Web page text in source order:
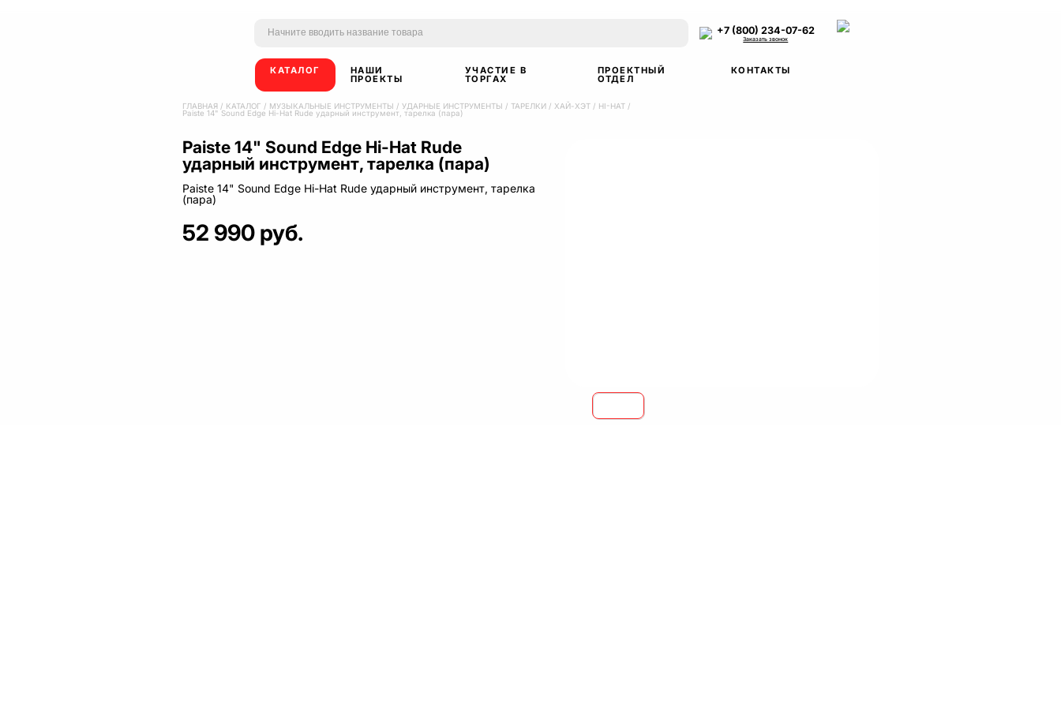
+7 (800) 234-07-62
Заказать звонок
КАТАЛОГ НАШИ
ПРОЕКТЫ
УЧАСТИЕ В
ТОРГАХ
ПРОЕКТНЫЙ
ОТДЕЛ
КОНТАКТЫ
ГЛАВНАЯ / КАТАЛОГ / МУЗЫКАЛЬНЫЕ ИНСТРУМЕНТЫ / УДАРНЫЕ ИНСТРУМЕНТЫ / ТАРЕЛКИ / ХАЙ-ХЭТ / HI-HAT /
Paiste 14" Sound Edge Hi-Hat Rude ударный инструмент, тарелка (пара)
Paiste 14" Sound Edge Hi-Hat Rude
ударный инструмент, тарелка (пара)
52 990 руб.
Paiste 14" Sound Edge Hi-Hat Rude ударный инструмент, тарелка
(пара)